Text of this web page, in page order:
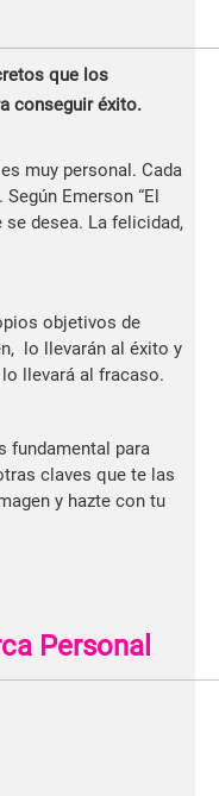
que los
conseguir éxito.
muy personal. Cada
Emerson “El
desea. La felicidad,
objetivos de
lo llevarán al éxito y
llevará al fracaso.
fundamental para
claves que te las
y hazte con tu
Personal